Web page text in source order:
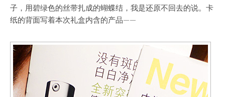
子，用碧绿色的丝带扎成的蝴蝶结，我是还原不回去的说。卡
纸的背面写着本次礼盒内含的产品——